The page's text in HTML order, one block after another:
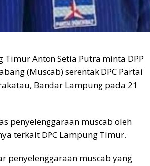
Timur Anton Setia Putra minta DPP
(Muscab) serentak DPC Partai
Bandar Lampung pada 21
penyelenggaraan muscab oleh
terkait DPC Lampung Timur.
penyelenggaraan muscab yang